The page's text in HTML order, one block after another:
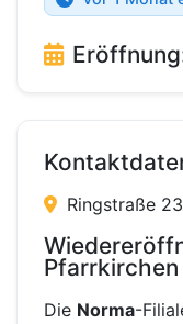
Ringstraße
Pfarrkirchen
Die Norma-